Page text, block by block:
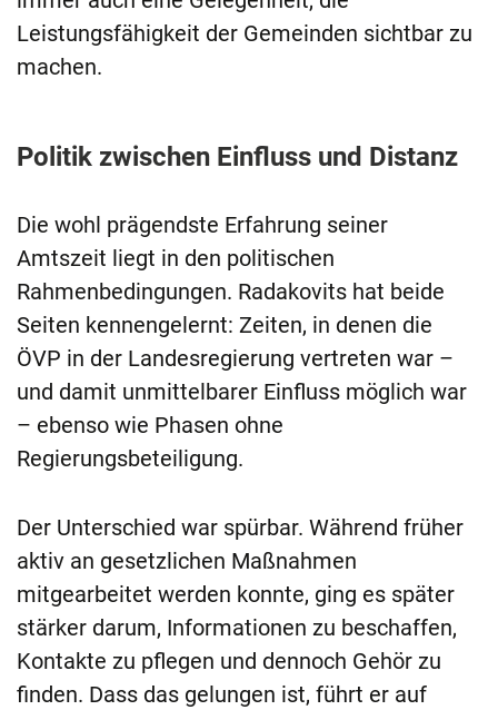
Leistungsfähigkeit der Gemeinden sichtbar zu
machen.
Politik zwischen Einfluss und Distanz
Die wohl prägendste Erfahrung seiner
Amtszeit liegt in den politischen
Rahmenbedingungen. Radakovits hat beide
Seiten kennengelernt: Zeiten, in denen die
ÖVP in der Landesregierung vertreten war –
und damit unmittelbarer Einfluss möglich war
– ebenso wie Phasen ohne
Regierungsbeteiligung.
Der Unterschied war spürbar. Während früher
aktiv an gesetzlichen Maßnahmen
mitgearbeitet werden konnte, ging es später
stärker darum, Informationen zu beschaffen,
Kontakte zu pflegen und dennoch Gehör zu
finden. Dass das gelungen ist, führt er auf